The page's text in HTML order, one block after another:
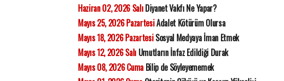
Haziran 02, 2026 SalıDiyanet Vakfı Ne Yapar?
Mayıs 25, 2026 PazartesiAdalet Kötürüm Olursa
Mayıs 18, 2026 PazartesiSosyal Medyaya İman Etmek
Mayıs 12, 2026 SalıUmutların İnfaz Edildiği Durak
Mayıs 08, 2026 CumaBilip de Söyleyememek